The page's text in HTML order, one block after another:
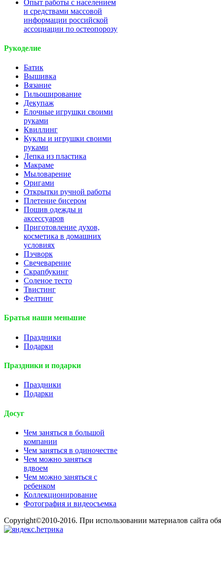
Опыт работы с населением
и средствами массовой
информации российской
ассоциации по остеопорозу
Рукоделие
Батик
Вышивка
Вязание
Гильоширование
Декупаж
Елочные игрушки своими
руками
Квиллинг
Куклы и игрушки своими
руками
Лепка из пластика
Макраме
Мыловарение
Оригами
Открытки ручной работы
Плетение бисером
Пошив одежды и
аксессуаров
Приготовление духов,
косметика в домашних
условиях
Пэчворк
Свечеварение
Скрапбукинг
Соленое тесто
Твистинг
Фелтинг
Братья наши меньшие
Праздники
Подарки
Праздники и подарки
Праздники
Подарки
Досуг
Чем заняться в большой
компании
Чем заняться в одиночестве
Чем можно заняться
вдвоем
Чем можно заняться с
ребенком
Коллекционирование
Фотография и видеосъемка
Copyright©2010-2016. При использовании материалов сайта